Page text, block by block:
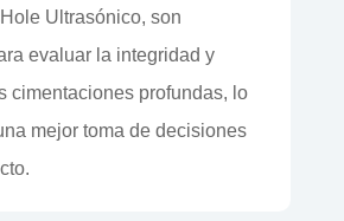
Ultrasónico, son
evaluar la integridad y
cimentaciones profundas, lo
mejor toma de decisiones